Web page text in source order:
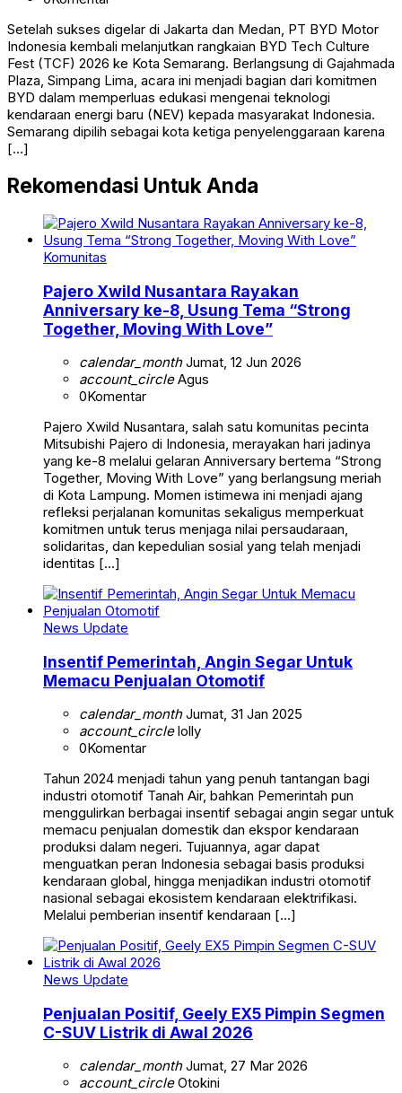
Setelah sukses digelar di Jakarta dan Medan, PT BYD Motor
Indonesia kembali melanjutkan rangkaian BYD Tech Culture
Fest (TCF) 2026 ke Kota Semarang. Berlangsung di Gajahmada
Plaza, Simpang Lima, acara ini menjadi bagian dari komitmen
BYD dalam memperluas edukasi mengenai teknologi
kendaraan energi baru (NEV) kepada masyarakat Indonesia.
Semarang dipilih sebagai kota ketiga penyelenggaraan karena
[…]
Rekomendasi Untuk Anda
Komunitas
Pajero Xwild Nusantara Rayakan
Anniversary ke-8, Usung Tema “Strong
Together, Moving With Love”
calendar_monthJumat, 12 Jun 2026
account_circleAgus
0Komentar
Pajero Xwild Nusantara, salah satu komunitas pecinta
Mitsubishi Pajero di Indonesia, merayakan hari jadinya
yang ke-8 melalui gelaran Anniversary bertema “Strong
Together, Moving With Love” yang berlangsung meriah
di Kota Lampung. Momen istimewa ini menjadi ajang
refleksi perjalanan komunitas sekaligus memperkuat
komitmen untuk terus menjaga nilai persaudaraan,
solidaritas, dan kepedulian sosial yang telah menjadi
identitas […]
News Update
Insentif Pemerintah, Angin Segar Untuk
Memacu Penjualan Otomotif
calendar_monthJumat, 31 Jan 2025
account_circlelolly
0Komentar
Tahun 2024 menjadi tahun yang penuh tantangan bagi
industri otomotif Tanah Air, bahkan Pemerintah pun
menggulirkan berbagai insentif sebagai angin segar untuk
memacu penjualan domestik dan ekspor kendaraan
produksi dalam negeri. Tujuannya, agar dapat
menguatkan peran Indonesia sebagai basis produksi
kendaraan global, hingga menjadikan industri otomotif
nasional sebagai ekosistem kendaraan elektrifikasi.
Melalui pemberian insentif kendaraan […]
News Update
Penjualan Positif, Geely EX5 Pimpin Segmen
C-SUV Listrik di Awal 2026
calendar_monthJumat, 27 Mar 2026
account_circleOtokini